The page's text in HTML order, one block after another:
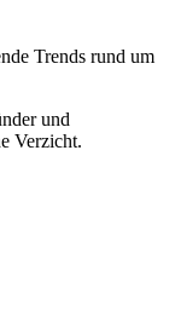
Trends rund um
und
Verzicht.